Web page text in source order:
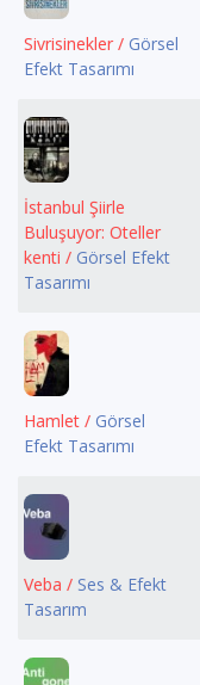
Sivrisinekler / Görsel
Efekt Tasarımı
İstanbul Şiirle
Buluşuyor: Oteller
kenti / Görsel Efekt
Tasarımı
Hamlet / Görsel
Efekt Tasarımı
Veba / Ses & Efekt
Tasarım